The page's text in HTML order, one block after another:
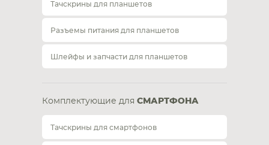
Тачскрины для планшетов
Разъемы питания для планшетов
Шлейфы и запчасти для планшетов
Комплектующие для СМАРТФОНА
Тачскрины для смартфонов